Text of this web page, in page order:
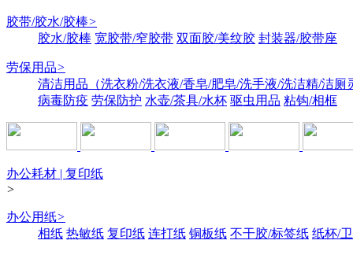
胶带/胶水/胶棒>
胶水/胶棒 宽胶带/窄胶带 双面胶/美纹胶 封装器/胶带座
劳保用品>
清洁用品（洗衣粉/洗衣液/香皂/肥皂/洗手液/洗洁精/洁厕
病毒防疫 劳保防护 水壶/茶具/水杯 驱虫用品 粘钩/相框
办公耗材 | 复印纸
>
办公用纸>
相纸 热敏纸 复印纸 连打纸 铜板纸 不干胶/标签纸 纸杯/